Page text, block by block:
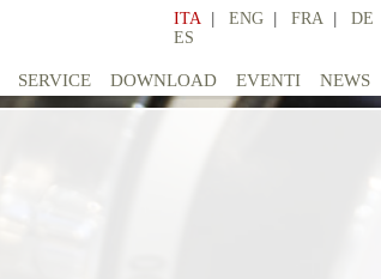
ITA | ENG | FRA | DE
ES
SERVICE DOWNLOAD EVENTI NEWS